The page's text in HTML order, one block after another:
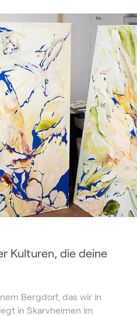
Kulturen, die deine
Bergdorf, das wir in
in Skarvheimen im